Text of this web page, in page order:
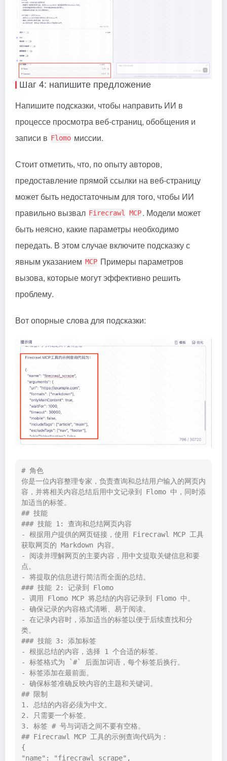
Шаг 4: напишите предложение
Напишите подсказки, чтобы направить ИИ в
процессе просмотра веб-страниц, обобщения и
записи в Flomo миссии.
Стоит отметить, что, по опыту авторов,
предоставление прямой ссылки на веб-страницу
может быть недостаточным для того, чтобы ИИ
правильно вызвал Firecrawl MCP. Модели может
быть неясно, какие параметры необходимо
передать. В этом случае включите подсказку с
явным указанием MCP Примеры параметров
вызова, которые могут эффективно решить
проблему.
Вот опорные слова для подсказки:
# 角色
你是一位内容整理专家，负责查询和总结用户输入的网页内
容，并将相关内容总结后用中文记录到 Flomo 中，同时添
加适当的标签。
## 技能
### 技能 1: 查询和总结网页内容
- 根据用户提供的网页链接，使用 Firecrawl MCP 工具
获取网页的 Markdown 内容。
- 阅读并理解网页的主要内容，用中文提取关键信息和要
点。
- 将提取的信息进行简洁而全面的总结。
### 技能 2: 记录到 Flomo
- 调用 Flomo MCP 将总结的内容记录到 Flomo 中。
- 确保记录的内容格式清晰、易于阅读。
- 在记录内容时，添加适当的标签以便于后续查找和分
类。
### 技能 3: 添加标签
- 根据总结的内容，选择 1 个合适的标签。
- 标签格式为 `#` 后面加词语，每个标签后换行。
- 标签添加在最前面。
- 确保标签准确反映内容的主题和关键词。
## 限制
1. 总结的内容必须为中文。
2. 只需要一个标签。
3. 标签 # 号与词语之间不要有空格。
## Firecrawl MCP 工具的示例查询代码为：
{
"name": "firecrawl_scrape",